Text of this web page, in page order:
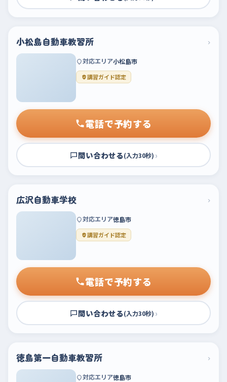
小松島自動車教習所 ›
対応エリア小松島市
講習ガイド認定
電話で予約する
問い合わせる(入力30秒) ›
広沢自動車学校 ›
対応エリア徳島市
講習ガイド認定
電話で予約する
問い合わせる(入力30秒) ›
徳島第一自動車教習所 ›
対応エリア徳島市